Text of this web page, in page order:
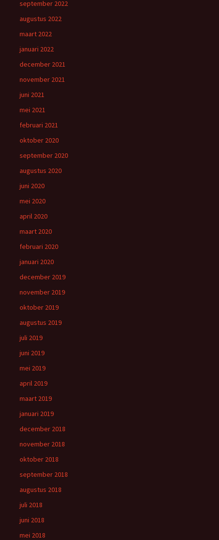
september 2022
augustus 2022
maart 2022
januari 2022
december 2021
november 2021
juni 2021
mei 2021
februari 2021
oktober 2020
september 2020
augustus 2020
juni 2020
mei 2020
april 2020
maart 2020
februari 2020
januari 2020
december 2019
november 2019
oktober 2019
augustus 2019
juli 2019
juni 2019
mei 2019
april 2019
maart 2019
januari 2019
december 2018
november 2018
oktober 2018
september 2018
augustus 2018
juli 2018
juni 2018
mei 2018